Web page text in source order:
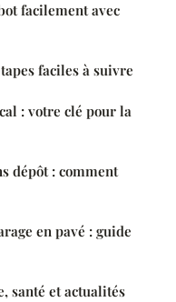
facilement avec
faciles à suivre
: votre clé pour la
dépôt : comment
en pavé : guide
santé et actualités